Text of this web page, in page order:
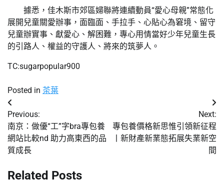
據悉，佳木斯市郊區婦聯將連續動員“愛心母親”常態化
展開兒童關愛辦事，面臨面、手拉手、心貼心為窘境、留守
兒童辦實事、獻愛心、解困難，專心用情當好少年兒童生長
的引路人、權益的守護人、將來的筑夢人。
TC:sugarpopular900
Posted in 茶葉
文
章
導
覽
Previous:
南京：做優“工”字bra專包養
網站比較nd 助力高東西的品
質成長
Next:
專包養價格新思惟引領新征程
丨新財產新業態拓展失業新空
間
Related Posts